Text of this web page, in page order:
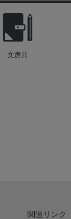
文房具
関連リンク